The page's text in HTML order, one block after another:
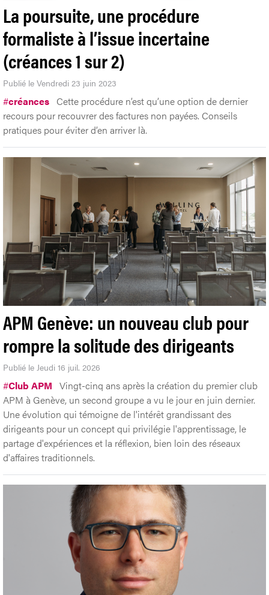
La poursuite, une procédure
formaliste à l’issue incertaine
(créances 1 sur 2)
Publié le Vendredi 23 juin 2023
#créances Cette procédure n’est qu’une option de dernier
recours pour recouvrer des factures non payées. Conseils
pratiques pour éviter d’en arriver là.
APM Genève: un nouveau club pour
rompre la solitude des dirigeants
Publié le Jeudi 16 juil. 2026
#Club APM Vingt-cinq ans après la création du premier club
APM à Genève, un second groupe a vu le jour en juin dernier.
Une évolution qui témoigne de l'intérêt grandissant des
dirigeants pour un concept qui privilégie l'apprentissage, le
partage d'expériences et la réflexion, bien loin des réseaux
d'affaires traditionnels.